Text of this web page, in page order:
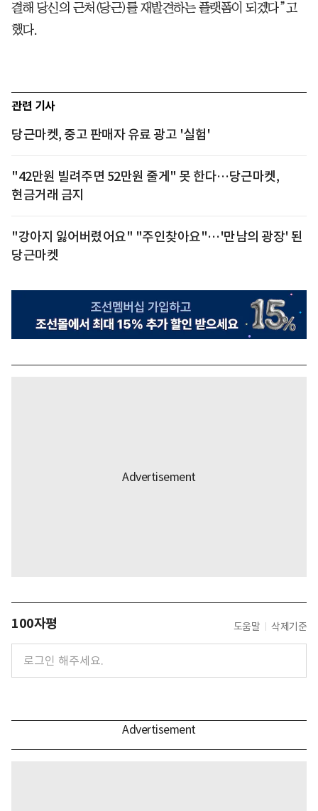
결해 당신의 근처(당근)를 재발견하는 플랫폼이 되겠다”고
했다.
관련 기사
당근마켓, 중고 판매자 유료 광고 '실험'
"42만원 빌려주면 52만원 줄게" 못 한다…당근마켓,
현금거래 금지
"강아지 잃어버렸어요" "주인찾아요"…'만남의 광장' 된
당근마켓
100자평 도움말 삭제기준